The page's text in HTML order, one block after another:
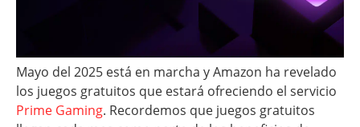
Mayo del 2025 está en marcha y Amazon ha revelado
los juegos gratuitos que estará ofreciendo el servicio
Prime Gaming. Recordemos que juegos gratuitos